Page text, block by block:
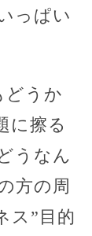
っぱい
どうか
に擦る
うなん
方の周
ス”目的